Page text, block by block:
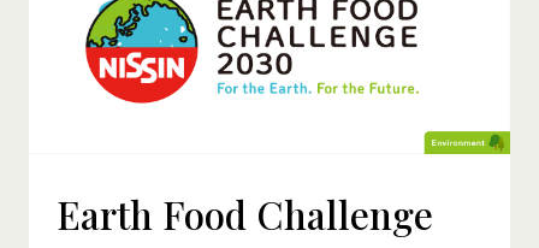
Earth Food Challenge